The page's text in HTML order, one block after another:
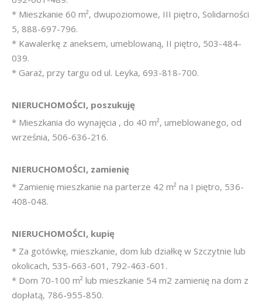
* Mieszkanie 60 m², dwupoziomowe, III piętro, Solidarności
5, 888-697-796.
* Kawalerkę z aneksem, umeblowaną, II piętro, 503-484-
039.
* Garaż, przy targu od ul. Leyka, 693-818-700.
NIERUCHOMOŚCI, poszukuję
* Mieszkania do wynajęcia , do 40 m², umeblowanego, od
września, 506-636-216.
NIERUCHOMOŚCI, zamienię
* Zamienię mieszkanie na parterze 42 m² na I piętro, 536-
408-048.
NIERUCHOMOŚCI, kupię
* Za gotówkę, mieszkanie, dom lub działkę w Szczytnie lub
okolicach, 535-663-601, 792-463-601.
* Dom 70-100 m² lub mieszkanie 54 m2 zamienię na dom z
dopłatą, 786-955-850.